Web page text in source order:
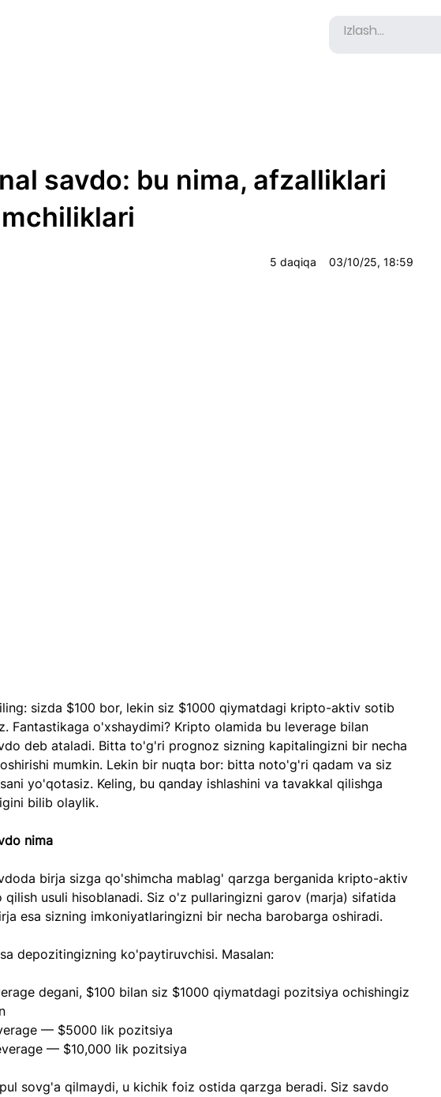
savdo: bu nima, afzalliklari
5 daqiqa 03/10/25, 18:59
sizda $100 bor, lekin siz $1000 qiymatdagi kripto-aktiv sotib
Fantastikaga o'xshaydimi? Kripto olamida bu leverage bilan
deb ataladi. Bitta to'g'ri prognoz sizning kapitalingizni bir necha
mumkin. Lekin bir nuqta bor: bitta noto'g'ri qadam va siz
yo'qotasiz. Keling, bu qanday ishlashini va tavakkal qilishga
bilib olaylik.
nima
birja sizga qo'shimcha mablag' qarzga berganida kripto-aktiv
qilish usuli hisoblanadi. Siz o'z pullaringizni garov (marja) sifatida
esa sizning imkoniyatlaringizni bir necha barobarga oshiradi.
depozitingizning ko'paytiruvchisi. Masalan:
degani, $100 bilan siz $1000 qiymatdagi pozitsiya ochishingiz
— $5000 lik pozitsiya
— $10,000 lik pozitsiya
sovg'a qilmaydi, u kichik foiz ostida qarzga beradi. Siz savdo